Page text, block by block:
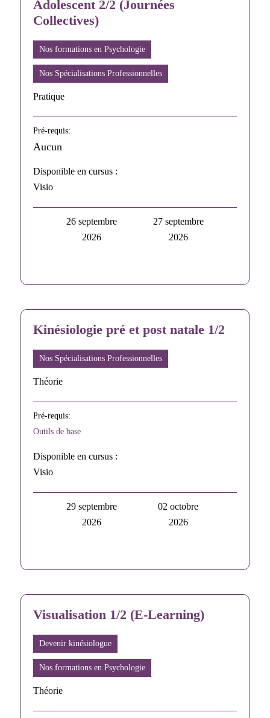
Adolescent 2/2 (Journées
Collectives)
Nos formations en Psychologie
Nos Spécialisations Professionnelles
Pratique
Pré-requis:
Aucun
Disponible en cursus :
Visio
26 septembre
2026
27 septembre
2026
Kinésiologie pré et post natale 1/2
Nos Spécialisations Professionnelles
Théorie
Pré-requis:
Outils de base
Disponible en cursus :
Visio
29 septembre
2026
02 octobre
2026
Visualisation 1/2 (E-Learning)
Devenir kinésiologue
Nos formations en Psychologie
Théorie